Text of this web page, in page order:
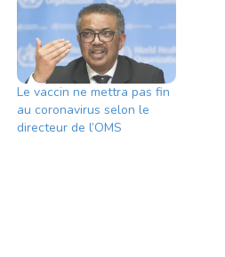
Le vaccin ne mettra pas fin
au coronavirus selon le
directeur de l’OMS